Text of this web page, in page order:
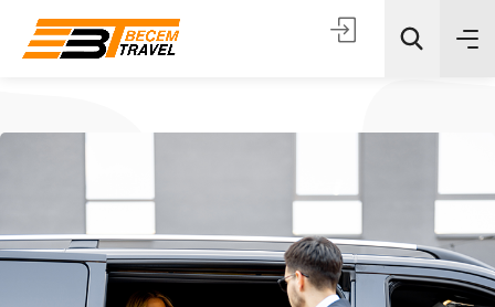
Tüm Kategoriler